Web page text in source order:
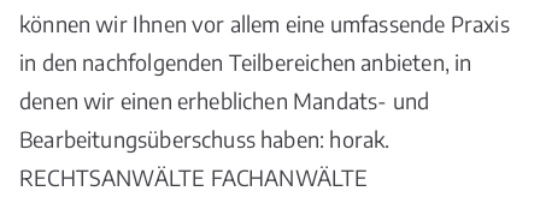
können wir Ihnen vor allem eine umfassende Praxis
in den nachfolgenden Teilbereichen anbieten, in
denen wir einen erheblichen Mandats- und
Bearbeitungsüberschuss haben: horak.
RECHTSANWÄLTE FACHANWÄLTE